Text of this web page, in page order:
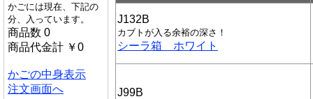
かごには現在、下記の
分、入っています。
商品数 0
商品代金計 ￥0
かごの中身表示
注文画面へ
J132B
カブトが入る余裕の深さ！
シーラ箱 ホワイト
J99B